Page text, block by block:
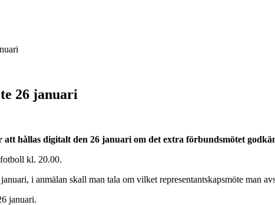
26 januari
att hållas digitalt den 26 januari om det extra förbundsmötet
kl. 20.00.
i anmälan skall man tala om vilket representantskapsmöte man
januari.